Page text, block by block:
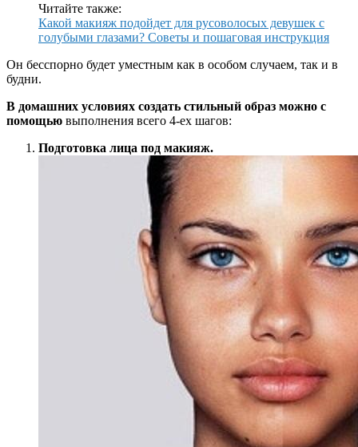
Читайте также:
Какой макияж подойдет для русоволосых девушек с
голубыми глазами? Советы и пошаговая инструкция
Он бесспорно будет уместным как в особом случаем, так и в
будни.
В домашних условиях создать стильный образ можно с
помощью выполнения всего 4-ех шагов:
Подготовка лица под макияж.